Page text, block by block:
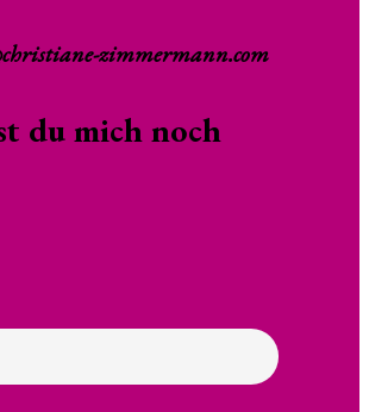
zimmermann.com
du mich noch